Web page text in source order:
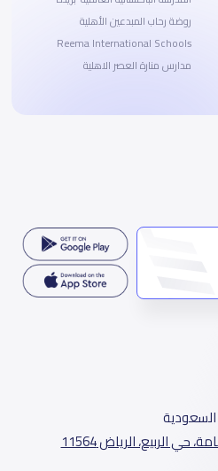
روضة رحاب المبدعين الأهلية
Reema International Schools
مدارس منارة العصر الاهلية
السعودية